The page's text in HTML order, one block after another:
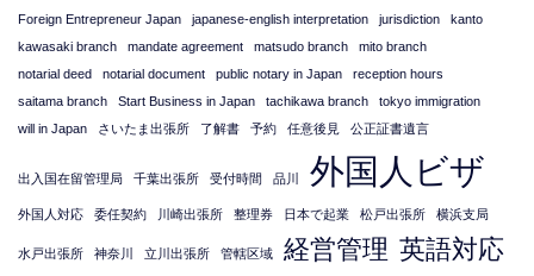
Foreign Entrepreneur Japan
japanese-english interpretation jurisdiction
kanto
kawasaki branch
mandate agreement matsudo branch
mito branch
notarial deed
notarial document public notary in Japan
reception hours
saitama branch
Start Business in Japan tachikawa branch
tokyo immigration
will in Japan
さいたま出張所 了解書 予約 任意後見 公正証書遺言
出入国在留管理局 千葉出張所 受付時間 品川 外国人ビザ
外国人対応 委任契約 川崎出張所 整理券 日本で起業 松戸出張所 横浜支局
水戸出張所 神奈川 立川出張所 管轄区域 経営管理 英語対応